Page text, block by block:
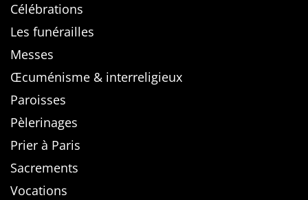
Célébrations
Les funérailles
Messes
Œcuménisme & interreligieux
Paroisses
Pèlerinages
Prier à Paris
Sacrements
Vocations